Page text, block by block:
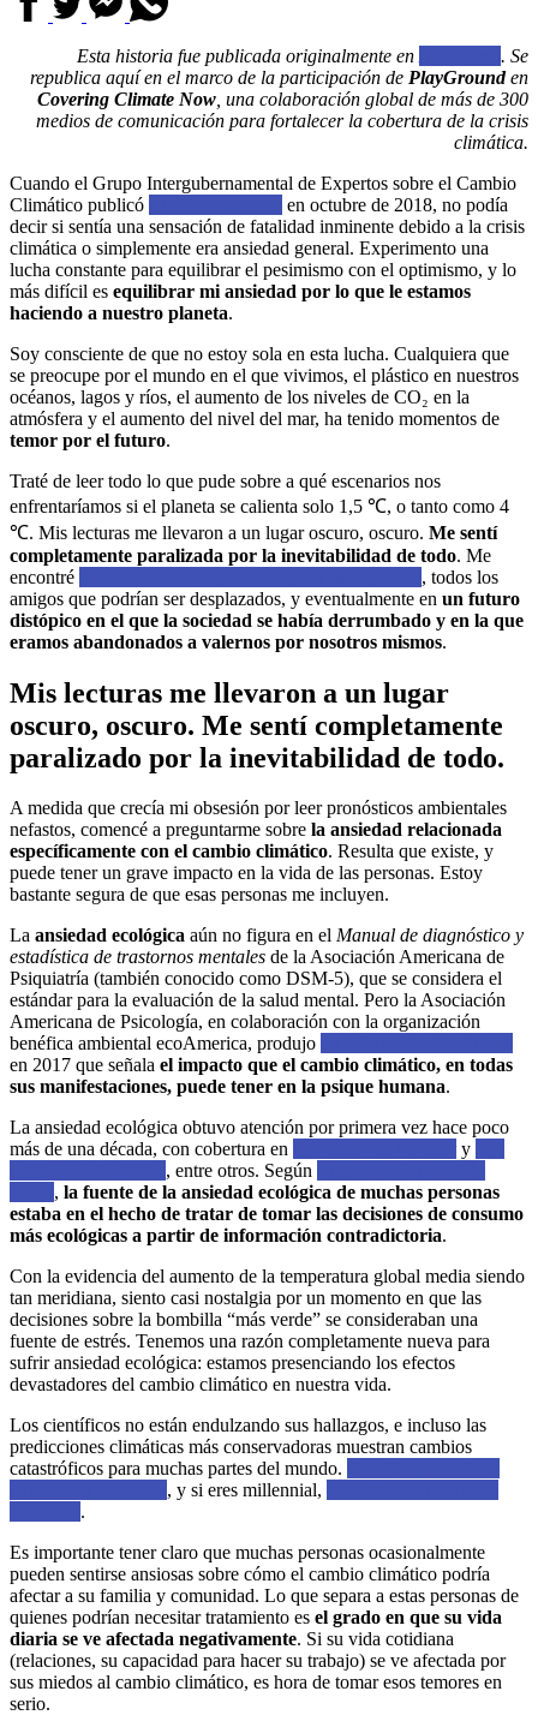
Esta historia fue publicada originalmente en
. Se
republica aquí en el marco de la participación de PlayGrounden
Covering Climate Now , una colaboración global de más de 300
medios de comunicación para fortalecer la cobertura de la crisis
climática.
Cuando el Grupo Intergubernamental de Expertos sobre el Cambio
Climático publicó
en octubre de 2018, no podía
decir si sentía una sensación de fatalidad inminente debido a la crisis
climática o simplemente era ansiedad general. Experimento una
lucha constante para equilibrar el pesimismo con el optimismo, y lo
más difícil es equilibrar mi ansiedad por lo que le estamos
haciendo a nuestro planeta.
Soy consciente de que no estoy sola en esta lucha. Cualquiera que
se preocupe por el mundo en el que vivimos, el plástico en nuestros
océanos, lagos y ríos, el aumento de los niveles de CO₂ en la
atmósfera y el aumento del nivel del mar, ha tenido momentos de
temor por el futuro.
Traté de leer todo lo que pude sobre a qué escenarios nos
enfrentaríamos si el planeta se calienta solo 1,5 ℃, o tanto como 4
℃. Mis lecturas me llevaron a un lugar oscuro, oscuro. Me sentí
completamente paralizada por la inevitabilidad de todo. Me
encontré
, todos los
amigos que podrían ser desplazados, y eventualmente en un futuro
distópico en el que la sociedad se había derrumbado y en la que
eramos abandonados a valernos por nosotros mismos.
Mis lecturas me llevaron a un lugar
oscuro, oscuro. Me sentí completamente
paralizado por la inevitabilidad de todo.
A medida que crecía mi obsesión por leer pronósticos ambientales
nefastos, comencé a preguntarme sobre la ansiedad relacionada
específicamente con el cambio climático. Resulta que existe, y
puede tener un grave impacto en la vida de las personas. Estoy
bastante segura de que esas personas me incluyen.
La ansiedad ecológica aún no figura en el Manual de diagnóstico y
estadística de trastornos mentales de la Asociación Americana de
Psiquiatría (también conocido como DSM-5), que se considera el
estándar para la evaluación de la salud mental. Pero la Asociación
Americana de Psicología, en colaboración con la organización
benéfica ambiental ecoAmerica, produjo
en 2017 que señala el impacto que el cambio climático, en todas
sus manifestaciones, puede tener en la psique humana.
La ansiedad ecológica obtuvo atención por primera vez hace poco
más de una década, con cobertura en
y
, entre otros. Según
, la fuente de la ansiedad ecológica de muchas personas
estaba en el hecho de tratar de tomar las decisiones de consumo
más ecológicas a partir de información contradictoria.
Con la evidencia del aumento de la temperatura global media siendo
tan meridiana, siento casi nostalgia por un momento en que las
decisiones sobre la bombilla “más verde” se consideraban una
fuente de estrés. Tenemos una razón completamente nueva para
sufrir ansiedad ecológica: estamos presenciando los efectos
devastadores del cambio climático en nuestra vida.
Los científicos no están endulzando sus hallazgos, e incluso las
predicciones climáticas más conservadoras muestran cambios
catastróficos para muchas partes del mundo.
, y si eres millennial,
.
Es importante tener claro que muchas personas ocasionalmente
pueden sentirse ansiosas sobre cómo el cambio climático podría
afectar a su familia y comunidad. Lo que separa a estas personas de
quienes podrían necesitar tratamiento es el grado en que su vida
diaria se ve afectada negativamente. Si su vida cotidiana
(relaciones, su capacidad para hacer su trabajo) se ve afectada por
sus miedos al cambio climático, es hora de tomar esos temores en
serio.